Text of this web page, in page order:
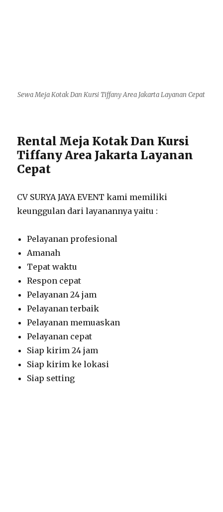
Sewa Meja Kotak Dan Kursi Tiffany Area Jakarta Layanan Cepat
Rental Meja Kotak Dan Kursi
Tiffany Area Jakarta Layanan
Cepat
CV SURYA JAYA EVENT kami memiliki
keunggulan dari layanannya yaitu :
Pelayanan profesional
Amanah
Tepat waktu
Respon cepat
Pelayanan 24 jam
Pelayanan terbaik
Pelayanan memuaskan
Pelayanan cepat
Siap kirim 24 jam
Siap kirim ke lokasi
Siap setting